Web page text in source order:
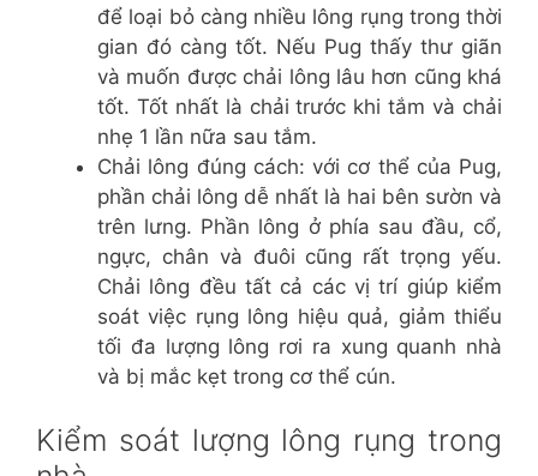
để loại bỏ càng nhiều lông rụng trong thời
gian đó càng tốt. Nếu Pug thấy thư giãn
và muốn được chải lông lâu hơn cũng khá
tốt. Tốt nhất là chải trước khi tắm và chải
nhẹ 1 lần nữa sau tắm.
Chải lông đúng cách: với cơ thể của Pug,
phần chải lông dễ nhất là hai bên sườn và
trên lưng. Phần lông ở phía sau đầu, cổ,
ngực, chân và đuôi cũng rất trọng yếu.
Chải lông đều tất cả các vị trí giúp kiểm
soát việc rụng lông hiệu quả, giảm thiểu
tối đa lượng lông rơi ra xung quanh nhà
và bị mắc kẹt trong cơ thể cún.
Kiểm soát lượng lông rụng trong